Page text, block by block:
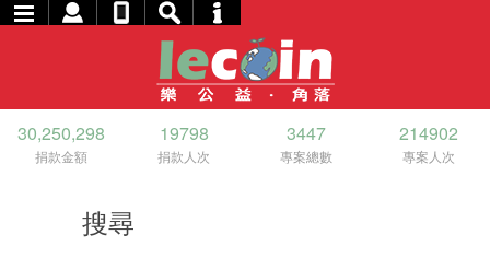
30,250,298
捐款金額
19798
捐款人次
3447
專案總數
214902
專案人次
搜尋